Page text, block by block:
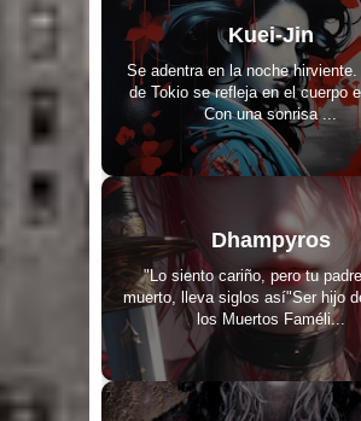
Kuei-Jin
Se adentra en la noche hirviente.
de Tokio se refleja en el cuerpo
Con una sonrisa ...
Dhampyros
"Lo siento cariño, pero tu
muerto, lleva siglos así"Ser hijo
los Muertos Faméli...